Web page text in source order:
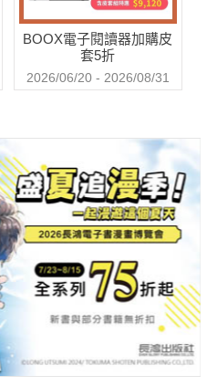
品展現人民在動盪時代對公平
構成清代民間文學豐富而複雜
，指出民間文學並非可有可無
書寫，是反映歷史真相與道德
間傳說如何超越時間限制，成
對中國文學史、文化史、甚至
解中國民間文化不可或缺的權
代民間文學的多元面貌，聚焦
其如何以通俗語言與故事展現
戲劇題材如包公戲、水滸戲與
民族壓迫與社會矛盾，體現元
BOOX電子閱讀器加購皮
套5折
2026/06/20 - 2026/08/31